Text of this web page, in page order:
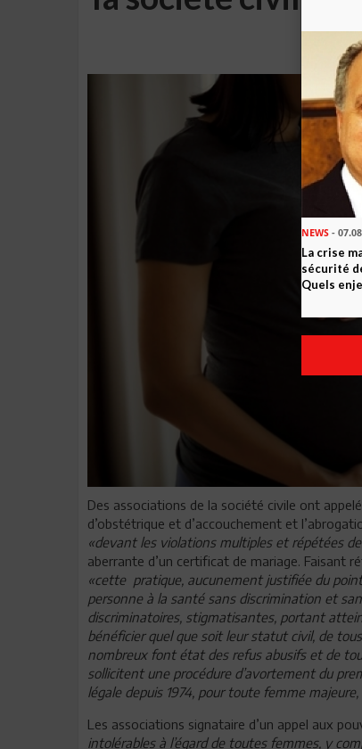
Des associations de la société civile ont
d’obstétrique et d’accouchement et
«devant les violations multiples et répétées
aberrante d’un certificat de mariage. Faisant
«cette pratique, aucunement justifiée du
personne à la santé sans discrimination et
discriminatoires, stigmatisantes, portant
bénéficier quel que soit leur statut civil, de
nombreux font état des refus abusifs et de
sollicitent une procédure d’avortement du
légale depuis 1974, pour toute femme
Les associations signataire d’un appel aux
intolérables à l’égard de toutes femmes, y
NEWS -
La crise
sécurité
Quels